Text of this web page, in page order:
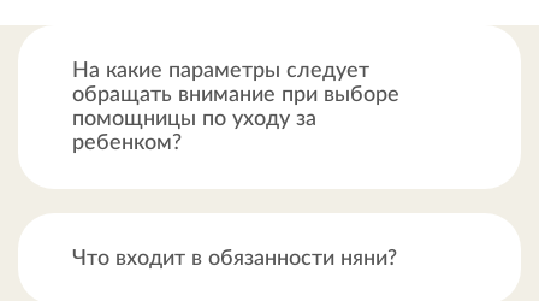
На какие параметры следует
обращать внимание при выборе
помощницы по уходу за
ребенком?
Что входит в обязанности няни?